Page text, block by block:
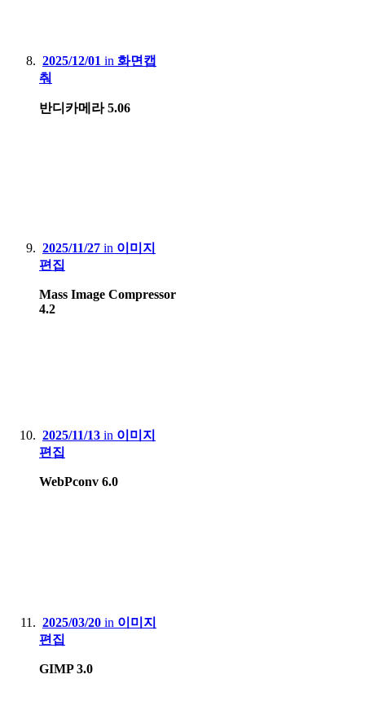
2025/12/01 in 화면캡
춰
반디카메라 5.06
2025/11/27 in 이미지
편집
Mass Image Compressor
4.2
2025/11/13 in 이미지
편집
WebPconv 6.0
2025/03/20 in 이미지
편집
GIMP 3.0